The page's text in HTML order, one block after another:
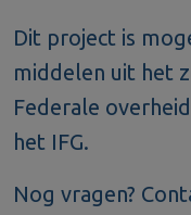
Dit project is
middelen uit het
Federale
het IFG.
Nog vragen?